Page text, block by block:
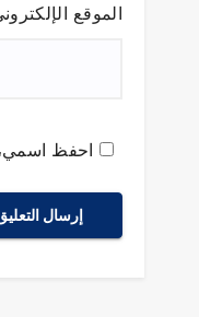
الموقع
احفظ اسمي،